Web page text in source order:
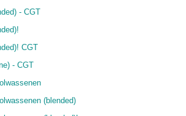
- CGT
CGT
- CGT
(blended)